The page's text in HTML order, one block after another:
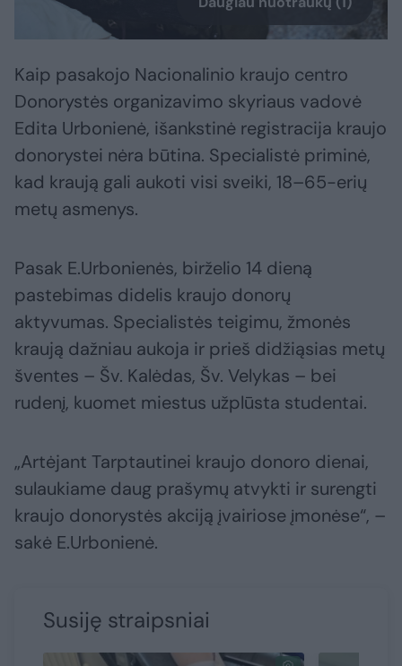
Kaip pasakojo Nacionalinio kraujo centro
Donorystės organizavimo skyriaus vadovė
Edita Urbonienė, išankstinė registracija kraujo
donorystei nėra būtina. Specialistė priminė,
kad kraują gali aukoti visi sveiki, 18–65-erių
metų asmenys.
Pasak E.Urbonienės, birželio 14 dieną
pastebimas didelis kraujo donorų
aktyvumas. Specialistės teigimu, žmonės
kraują dažniau aukoja ir prieš didžiąsias metų
šventes – Šv. Kalėdas, Šv. Velykas – bei
rudenį, kuomet miestus užplūsta studentai.
„Artėjant Tarptautinei kraujo donoro dienai,
sulaukiame daug prašymų atvykti ir surengti
kraujo donorystės akciją įvairiose įmonėse“, –
sakė E.Urbonienė.
Susiję straipsniai